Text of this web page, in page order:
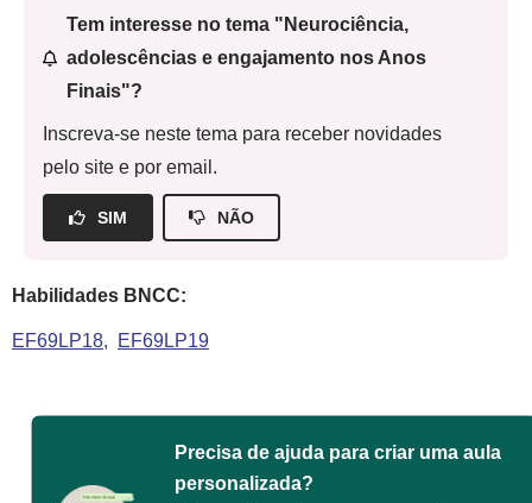
Tem interesse no tema "Neurociência,
adolescências e engajamento nos Anos
Finais"?
Inscreva-se neste tema para receber novidades
pelo site e por email.
SIM NÃO
Habilidades BNCC:
EF69LP18 EF69LP19
Precisa de ajuda para criar uma aula
personalizada?